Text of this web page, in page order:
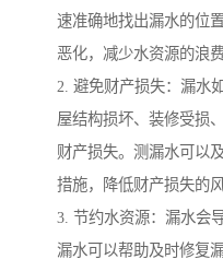
速准确地找出漏水的位
恶化，减少水资源的浪费
2. 避免财产损失：漏水
屋结构损坏、装修受损
财产损失。测漏水可以
措施，降低财产损失的风
3. 节约水资源：漏水会
漏水可以帮助及时修复